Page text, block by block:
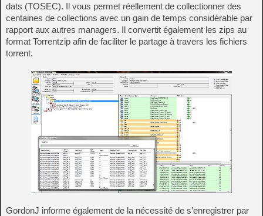
dats (TOSEC). Il vous permet réellement de collectionner des
centaines de collections avec un gain de temps considérable par
rapport aux autres managers. Il convertit également les zips au
format Torrentzip afin de faciliter le partage à travers les fichiers
torrent.
GordonJ informe également de la nécessité de s’enregistrer par